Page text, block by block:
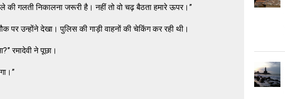
गलती निकालना जरूरी है। नहीं तो वो चढ़ बैठता हमारे ऊपर।”
पर उन्होंने देखा। पुलिस की गाड़ी वाहनों की चेकिंग कर रही थी।
रमादेवी ने पूछा।